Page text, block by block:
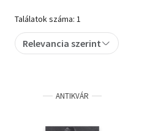
Művészet
Szakkönyv
Tankönyv, segédkönyv
Társadalomtudomány
Találatok száma: 1
Relevancia szerint
ANTIKVÁR